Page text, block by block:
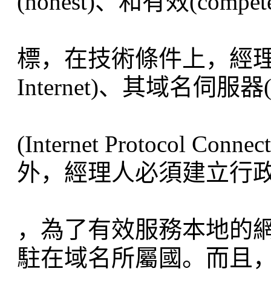
標，在技術條件上，經
Internet)、其域名伺服
(Internet Protocol
外，經理人必須建立行
，為了有效服務本地的
駐在域名所屬國。而且